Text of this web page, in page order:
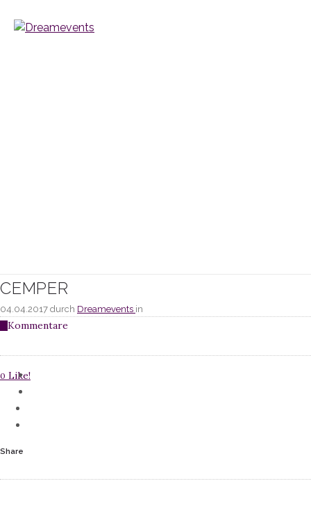
CEMPER
04.04.2017 durch Dreamevents in
Kommentare
0 Like!
Share